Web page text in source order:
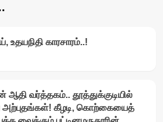
உதயநிதி காரசாரம்..!
வர்த்தகம்.. தூத்துக்குடியில்
அற்புதங்கள்! கீழடி, கொற்கையைத்